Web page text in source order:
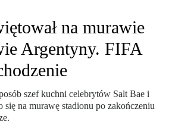
na murawie
Argentyny. FIFA
szef kuchni celebrytów Salt Bae i
się na murawę stadionu po zakończeniu